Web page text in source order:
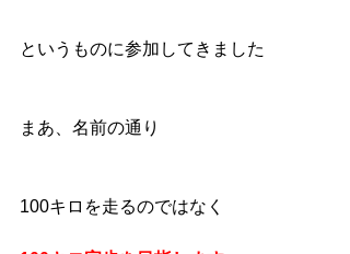
というものに参加してきました
まあ、名前の通り
100キロを走るのではなく